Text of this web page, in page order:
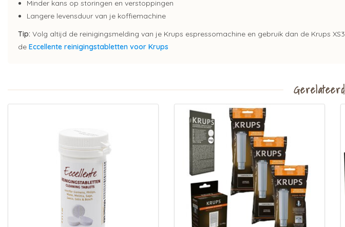
Minder kans op storingen en verstoppingen
Langere levensduur van je koffiemachine
Tip: Volg altijd de reinigingsmelding van je Krups espressomachine en gebruik dan de Krups
de Eccellente reinigingstabletten voor Krups